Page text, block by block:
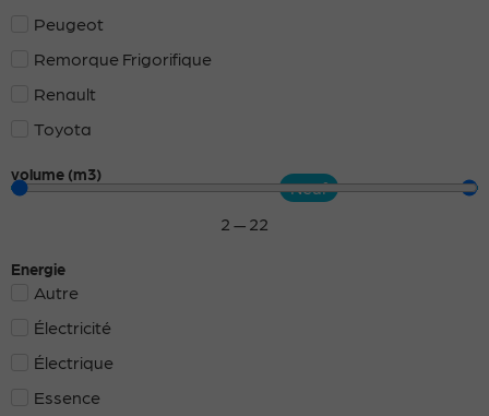
Peugeot
Remorque Frigorifique
Renault
Toyota
volume (m3)
2 — 22
Energie
Autre
Électricité
Électrique
Essence
Neuf